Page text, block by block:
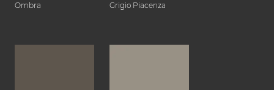
Ombra Grigio Piacenza